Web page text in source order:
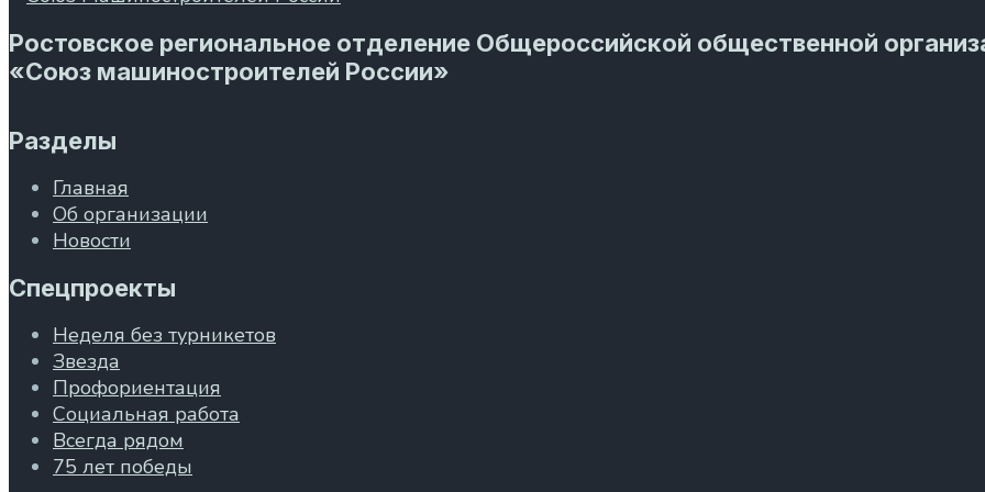
Ростовское региональное отделение Общероссийской общественной
«Союз машиностроителей России»
Разделы
Главная
Об организации
Новости
Спецпроекты
Неделя без турникетов
Звезда
Профориентация
Социальная работа
Всегда рядом
75 лет победы